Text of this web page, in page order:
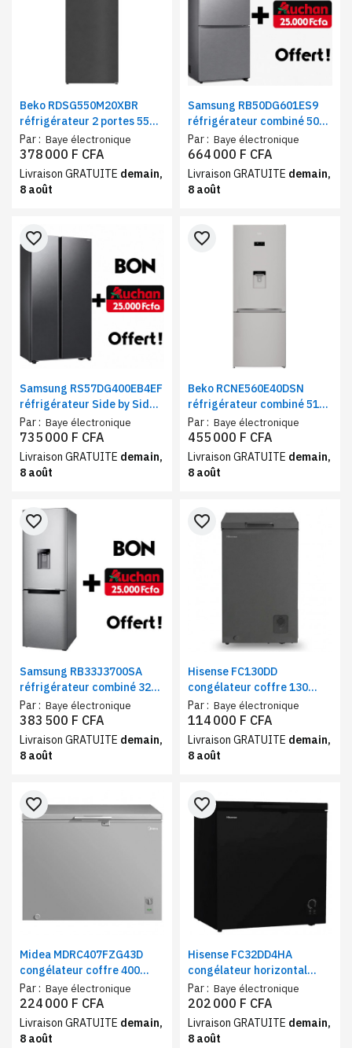
Beko RDSG550M20XBR
réfrigérateur 2 portes 550
litres A+ – Frigo et
congélateur haut gris
Par : Baye électronique
378 000 F CFA
Livraison GRATUITE demain,
8 août
Samsung RB50DG601ES9
réfrigérateur combiné 508
litres gris - Multi-Flow No
Frost connecté Wi-Fi
SmartThings + Bon Auchan
offert
Par : Baye électronique
664 000 F CFA
Livraison GRATUITE demain,
8 août
Samsung RS57DG400EB4EF
réfrigérateur Side by Side 2
portes 583 litres Multi-Flow
Wi-Fi Digital Inverter gris +
Bon Auchan offert
Par : Baye électronique
favorite_border
735 000 F CFA
Livraison GRATUITE demain,
8 août
Beko RCNE560E40DSN
réfrigérateur combiné 510
litres + distributeur d'eau |
Frigo et congélateur 3
Tiroirs Total No Frost gris
Par : Baye électronique
favorite_border
455 000 F CFA
Livraison GRATUITE demain,
8 août
Samsung RB33J3700SA
réfrigérateur combiné 321
litre classe A+ | Frigo et
congélateur bas avec
distributeur d'eau + bon
Auchan
Par : Baye électronique
favorite_border
383 500 F CFA
Livraison GRATUITE demain,
8 août
Hisense FC130DD
congélateur coffre 130
litres fast freeze classe A+
Par : Baye électronique
favorite_border
114 000 F CFA
Livraison GRATUITE demain,
8 août
Midea MDRC407FZG43D
congélateur coffre 400
litres Inverter gris
Par : Baye électronique
favorite_border
224 000 F CFA
Livraison GRATUITE demain,
8 août
Hisense FC32DD4HA
congélateur horizontal
vitrine noir 320 Litres
Par : Baye électronique
favorite_border
202 000 F CFA
Livraison GRATUITE demain,
8 août